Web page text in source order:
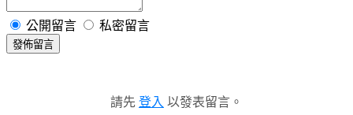
公開留言 私密留言
發佈留言
請先 登入 以發表留言。